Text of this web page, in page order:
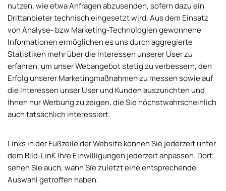
nutzen, wie etwa Anfragen abzusenden, sofern dazu ein
Drittanbieter technisch eingesetzt wird. Aus dem Einsatz
von Analyse- bzw Marketing-Technologien gewonnene
Informationen ermöglichen es uns durch aggregierte
Statistiken mehr über die Interessen unserer User zu
erfahren, um unser Webangebot stetig zu verbessern, den
Erfolg unserer Marketingmaßnahmen zu messen sowie auf
die Interessen unser User und Kunden auszurichten und
Ihnen nur Werbung zu zeigen, die Sie höchstwahrscheinlich
auch tatsächlich interessiert.
Links in der Fußzeile der Website können Sie jederzeit unter
dem Bild-LinK Ihre Einwilligungen jederzeit anpassen. Dort
sehen Sie auch, wann Sie zuletzt eine entsprechende
Auswahl getroffen haben.